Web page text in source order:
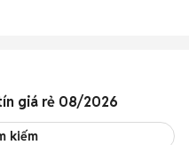
giá rẻ 08/2026
kiếm